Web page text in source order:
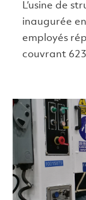
L’usine de
inaugurée
employés
couvrant